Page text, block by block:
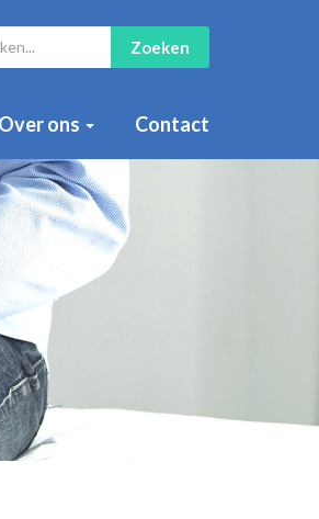
Zoeken
Over ons Contact